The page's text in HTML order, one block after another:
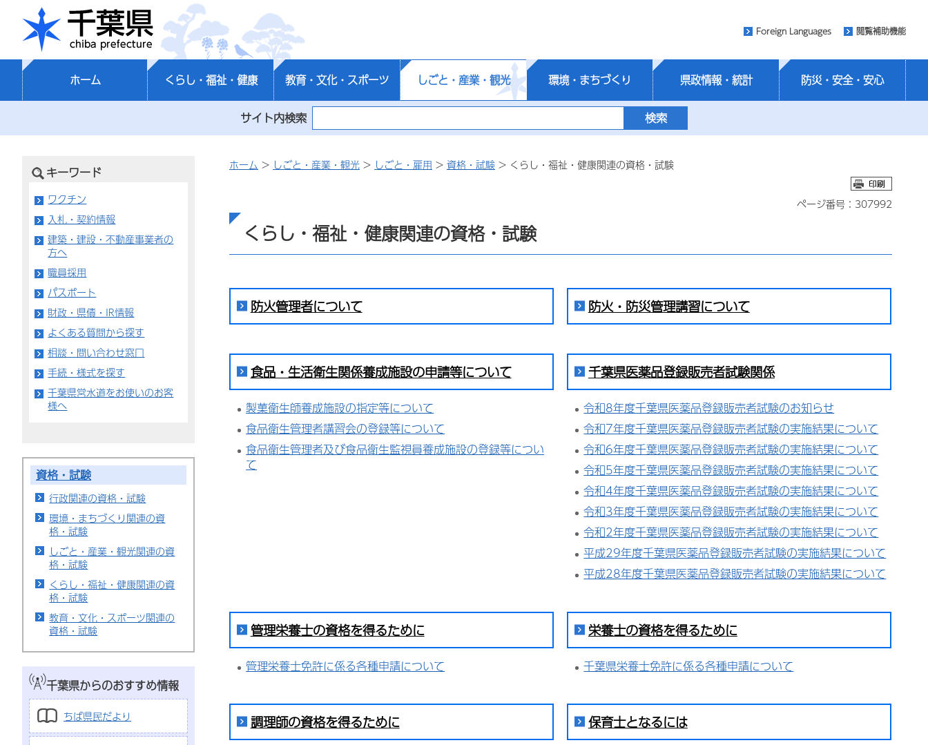
千葉県
Foreign Languages 閲覧補助機能
ホーム くらし・福祉・健康 教育・文化・スポーツ しごと・産業・観光 環境・まちづくり 県政情報・統計 防災・安全・安心
サイト内検索
キーワード
ワクチン
入札・契約情報
建築・建設・不動産事業者の
方へ
職員採用
パスポート
財政・県債・IR情報
よくある質問から探す
相談・問い合わせ窓口
手続・様式を探す
千葉県営水道をお使いのお客
様へ
資格・試験
行政関連の資格・試験
環境・まちづくり関連の資
格・試験
しごと・産業・観光関連の資
格・試験
くらし・福祉・健康関連の資
格・試験
教育・文化・スポーツ関連の
資格・試験
千葉県からのおすすめ情報
ちば県民だより
ホーム > しごと・産業・観光 > しごと・雇用 > 資格・試験 > くらし・福祉・健康関連の資格・試験
ページ番号：307992
くらし・福祉・健康関連の資格・試験
防火管理者について 防火・防災管理講習について
食品・生活衛生関係養成施設の申請等について
製菓衛生師養成施設の指定等について
食品衛生管理者講習会の登録等について
食品衛生管理者及び食品衛生監視員養成施設の登録等につい
て
千葉県医薬品登録販売者試験関係
令和8年度千葉県医薬品登録販売者試験のお知らせ
令和7年度千葉県医薬品登録販売者試験の実施結果について
令和6年度千葉県医薬品登録販売者試験の実施結果について
令和5年度千葉県医薬品登録販売者試験の実施結果について
令和4年度千葉県医薬品登録販売者試験の実施結果について
令和3年度千葉県医薬品登録販売者試験の実施結果について
令和2年度千葉県医薬品登録販売者試験の実施結果について
平成29年度千葉県医薬品登録販売者試験の実施結果について
平成28年度千葉県医薬品登録販売者試験の実施結果について
管理栄養士の資格を得るために
管理栄養士免許に係る各種申請について
栄養士の資格を得るために
千葉県栄養士免許に係る各種申請について
調理師の資格を得るために 保育士となるには